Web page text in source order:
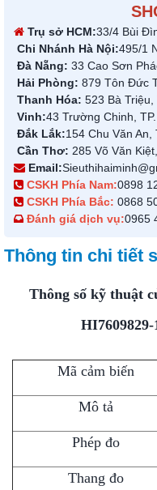
Trụ sở HCM:33/4 Bùi
Chi Nhánh Hà Nội:495/1
Đà Nẵng: 33 Cao Sơn
Hải Phòng: 879 Tôn Đức
Thanh Hóa: 523 Bà Triệu,
Vinh:43 Trường Chinh,
Đắk Lắk:154 Chu Văn An,
Cần Thơ: 285 Võ Văn
Email:
CSKH Phía Nam:0898
CSKH Phía Bắc: 0868
Đánh giá dịch vụ:0965
Thông tin chi tiết
Thông số kỹ thuật
Mã cảm biến
Mô tả
Phép đo
Thang đo